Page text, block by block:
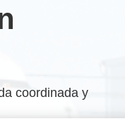
coordinada y